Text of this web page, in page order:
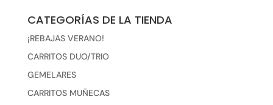
CATEGORÍAS DE LA TIENDA
¡REBAJAS VERANO!
CARRITOS DUO/TRIO
GEMELARES
CARRITOS MUÑECAS